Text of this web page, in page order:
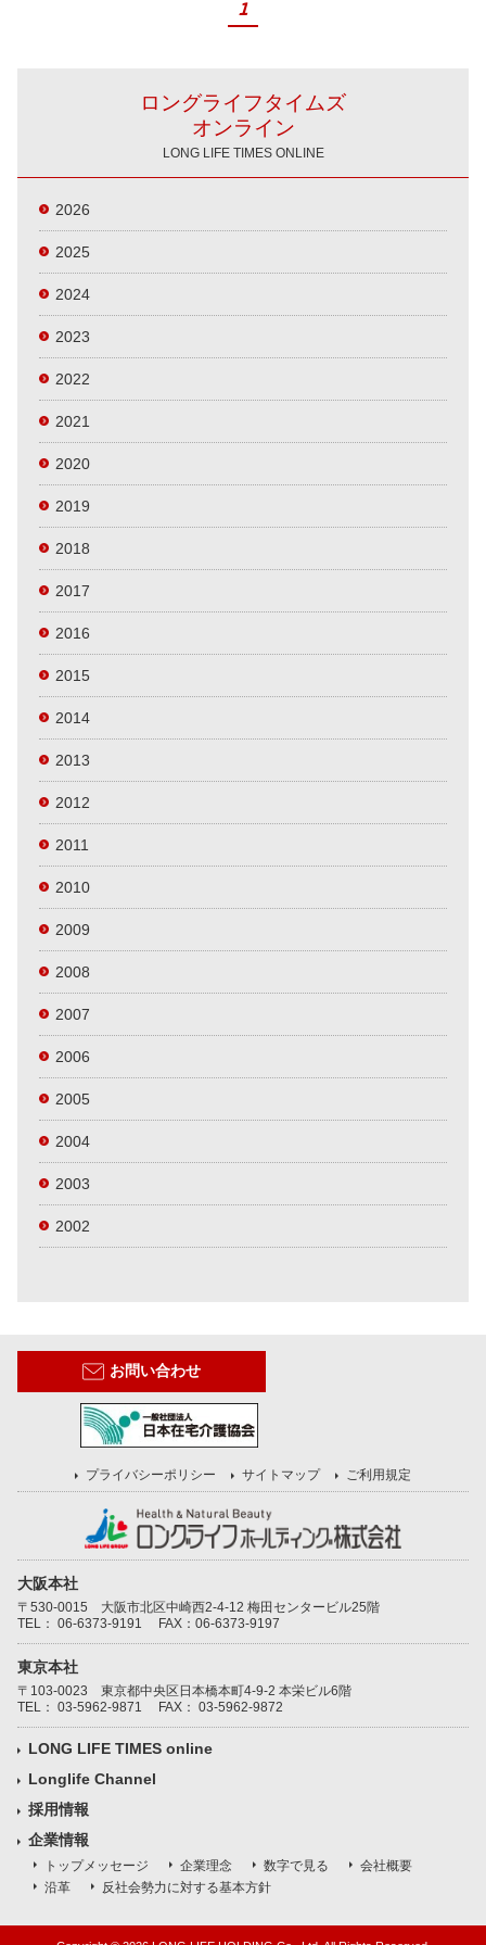
1
ロングライフタイムズ
オンライン
LONG LIFE TIMES ONLINE
2026
2025
2024
2023
2022
2021
2020
2019
2018
2017
2016
2015
2014
2013
2012
2011
2010
2009
2008
2007
2006
2005
2004
2003
2002
お問い合わせ
プライバシーポリシー サイトマップ ご利用規定
大阪本社
〒530-0015 大阪市北区中崎西2-4-12 梅田センタービル25階
TEL： 06-6373-9191 FAX：06-6373-9197
東京本社
〒103-0023 東京都中央区日本橋本町4-9-2 本栄ビル6階
TEL： 03-5962-9871 FAX： 03-5962-9872
LONG LIFE TIMES online
Longlife Channel
採用情報
企業情報
トップメッセージ 企業理念 数字で見る
会社概要
沿革
反社会勢力に対する基本方針